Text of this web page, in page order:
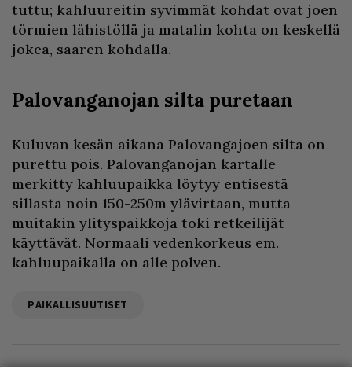
tuttu; kahluureitin syvimmät kohdat ovat joen
törmien lähistöllä ja matalin kohta on keskellä
jokea, saaren kohdalla.
Palovanganojan silta puretaan
Kuluvan kesän aikana Palovangajoen silta on
purettu pois. Palovanganojan kartalle
merkitty kahluupaikka löytyy entisestä
sillasta noin 150-250m ylävirtaan, mutta
muitakin ylityspaikkoja toki retkeilijät
käyttävät. Normaali vedenkorkeus em.
kahluupaikalla on alle polven.
PAIKALLISUUTISET